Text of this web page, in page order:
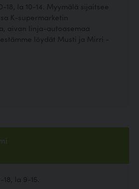
18, la 10-14. Myymälä sijaitsee
K-supermarketin
aivan linja-autoasemaa
löydät Musti ja Mirri -
la 9-15.